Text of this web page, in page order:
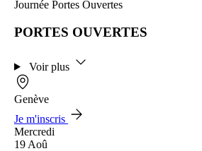
Journée Portes Ouvertes
PORTES OUVERTES
Voir plus
Genève
Je m'inscris
Mercredi
19 Aoû